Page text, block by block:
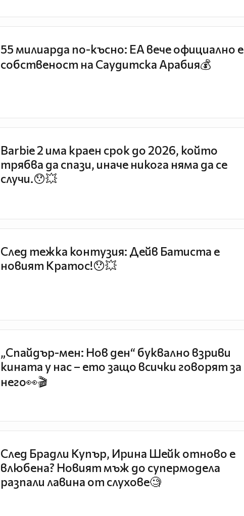
55 милиарда по-късно: EA вече официално е
собственост на Саудитска Арабия💰
Barbie 2 има краен срок до 2026, който
трябва да спази, иначе никога няма да се
случи.😯💥
След тежка контузия: Дейв Батиста е
новият Кратос!😯💥
„Спайдър-мен: Нов ден“ буквално взриви
кината у нас – ето защо всички говорят за
него👀🎬
След Брадли Купър, Ирина Шейк отново е
влюбена? Новият мъж до супермодела
разпали лавина от слухове🧐